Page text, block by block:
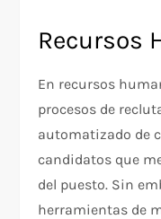
Recursos
En recursos
procesos de
automatizado de
candidatos que
del puesto. Sin
herramientas de